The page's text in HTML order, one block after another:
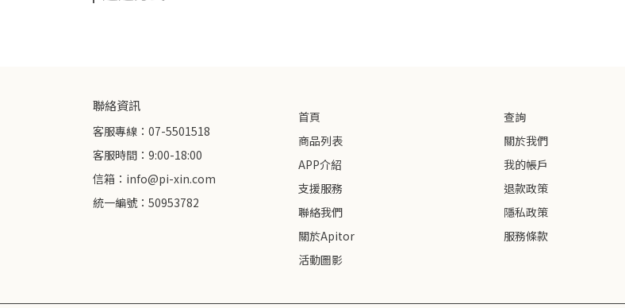
聯絡資訊
客服專線：07-5501518
客服時間：9:00-18:00
信箱：info@pi-xin.com
統一編號：50953782
首頁
商品列表
APP介紹
支援服務
聯絡我們
關於Apitor
活動圖影
查詢
關於我們
我的帳戶
退款政策
隱私政策
服務條款